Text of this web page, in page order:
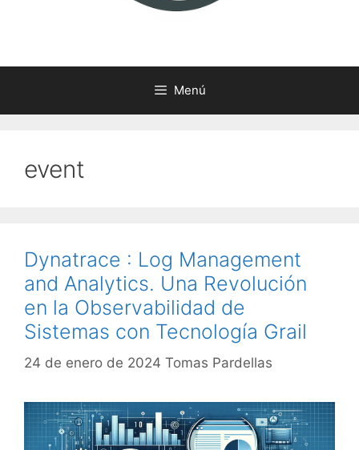
Menú
event
Dynatrace : Log Management
and Analytics. Una Revolución
en la Observabilidad de
Sistemas con Tecnología Grail
24 de enero de 2024 Tomas Pardellas